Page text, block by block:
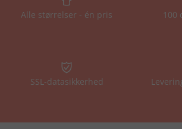
Alle størrelser - én pris 100
SSL-datasikkerhed